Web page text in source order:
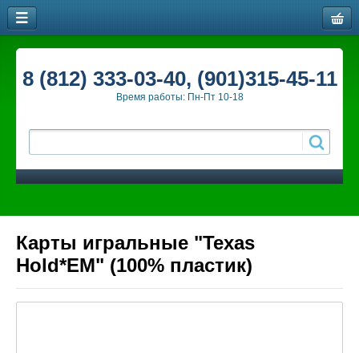
8 (812) 333-03-40, (901)315-45-11
Время работы: Пн-Пт 10-18
Карты игральные "Texas
Hold*EM" (100% пластик)